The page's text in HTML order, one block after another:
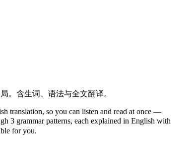
。含生词、语法与全文翻译。
translation, so you can listen and read at once —
3 grammar patterns, each explained in English with
for you.